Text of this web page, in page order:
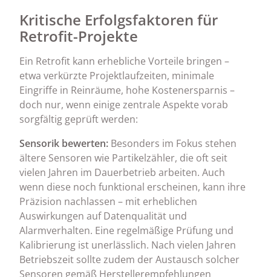
Kritische Erfolgsfaktoren für
Retrofit-Projekte
Ein Retrofit kann erhebliche Vorteile bringen –
etwa verkürzte Projektlaufzeiten, minimale
Eingriffe in Reinräume, hohe Kostenersparnis –
doch nur, wenn einige zentrale Aspekte vorab
sorgfältig geprüft werden:
Sensorik bewerten: Besonders im Fokus stehen
ältere Sensoren wie Partikelzähler, die oft seit
vielen Jahren im Dauerbetrieb arbeiten. Auch
wenn diese noch funktional erscheinen, kann ihre
Präzision nachlassen – mit erheblichen
Auswirkungen auf Datenqualität und
Alarmverhalten. Eine regelmäßige Prüfung und
Kalibrierung ist unerlässlich. Nach vielen Jahren
Betriebszeit sollte zudem der Austausch solcher
Sensoren gemäß Herstellerempfehlungen